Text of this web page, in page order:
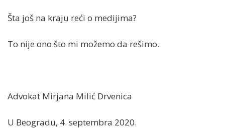
Šta još na kraju reći o medijima?
To nije ono što mi možemo da rešimo.
Advokat Mirjana Milić Drvenica
U Beogradu, 4. septembra 2020.